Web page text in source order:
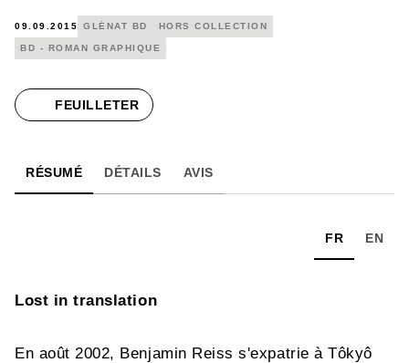
09.09.2015 GLÉNAT BD HORS COLLECTION
BD - ROMAN GRAPHIQUE
FEUILLETER
RÉSUMÉ DÉTAILS AVIS
FR EN
Lost in translation
En août 2002, Benjamin Reiss s'expatrie à Tôkyô